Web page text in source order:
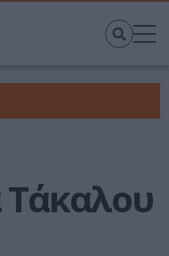
Τάκαλου